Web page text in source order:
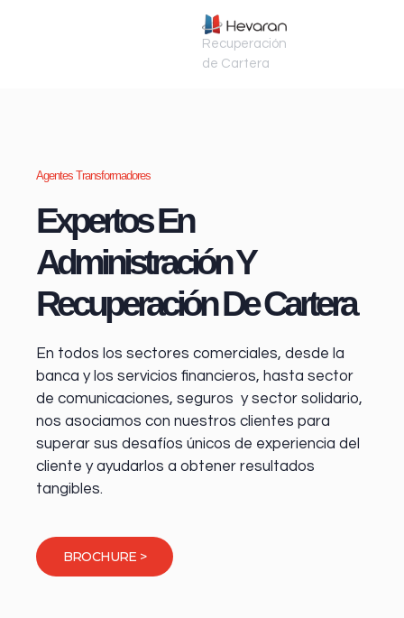
Recuperación
de Cartera
Agentes Transformadores
Expertos En
Administración Y
Recuperación De Cartera
En todos los sectores comerciales, desde la
banca y los servicios financieros, hasta sector
de comunicaciones, seguros y sector solidario,
nos asociamos con nuestros clientes para
superar sus desafíos únicos de experiencia del
cliente y ayudarlos a obtener resultados
tangibles.
BROCHURE >